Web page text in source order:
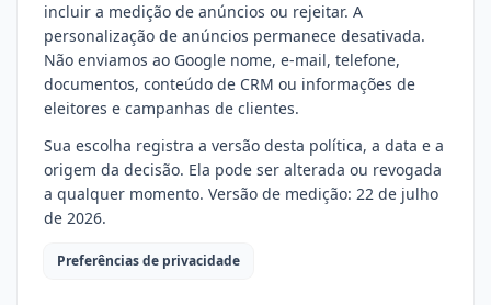
incluir a medição de anúncios ou rejeitar. A
personalização de anúncios permanece desativada.
Não enviamos ao Google nome, e-mail, telefone,
documentos, conteúdo de CRM ou informações de
eleitores e campanhas de clientes.
Sua escolha registra a versão desta política, a data e a
origem da decisão. Ela pode ser alterada ou revogada
a qualquer momento. Versão de medição: 22 de julho
de 2026.
Preferências de privacidade